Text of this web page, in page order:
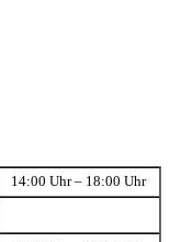
14:00 Uhr – 18:00 Uhr